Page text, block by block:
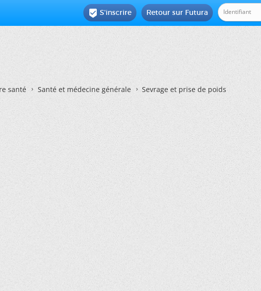
Retour sur Futura
 S'inscrire
santé Santé et médecine générale Sevrage et prise de poids